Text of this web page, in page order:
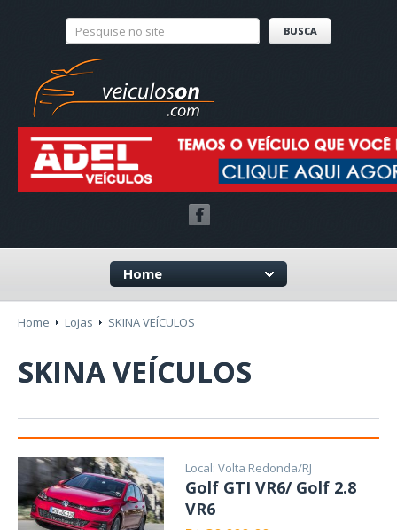
Home
Home Lojas SKINA VEÍCULOS
SKINA VEÍCULOS
Local: Volta Redonda/RJ
Golf GTI VR6/ Golf 2.8
VR6